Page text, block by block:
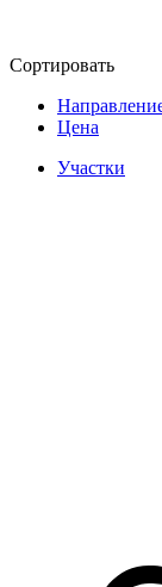
Сортировать
Цена
Участки